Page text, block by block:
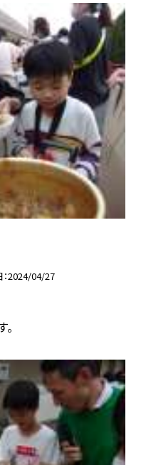
2024/04/27